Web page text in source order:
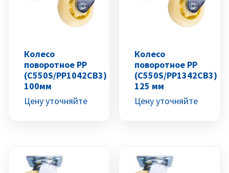
Колесо
поворотное PP
(C550S/PP1042CB3)
100мм
Цену уточняйте
Колесо
поворотное PP
(C550S/PP1342CB3)
125 мм
Цену уточняйте